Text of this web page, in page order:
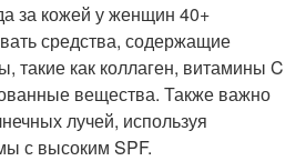
за кожей у женщин 40+
средства, содержащие
такие как коллаген, витамины C
вещества. Также важно
лучей, используя
с высоким SPF.